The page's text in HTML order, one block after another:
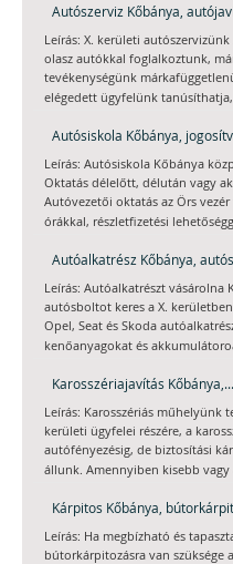
Autószerviz Kőbánya,
Leírás: X. kerületi
olasz autókkal foglalkoztunk,
tevékenységünk
elégedett ügyfelünk
Autósiskola Kőbánya,
Leírás: Autósiskola Kőbánya
Oktatás délelőtt, délután vagy
Autóvezetői oktatás az Örs
órákkal, részletfizetési
Autóalkatrész Kőbánya,
Leírás: Autóalkatrészt vásárolna
autósboltot keres a X.
Opel, Seat és Skoda
kenőanyagokat és
Karosszériajavítás Kőbánya,...
Leírás: Karosszériás műhelyünk
kerületi ügyfelei részére, a
autófényezésig, de biztosítási
állunk. Amennyiben kisebb
Kárpitos Kőbánya,
Leírás: Ha megbízható és
bútorkárpitozásra van szüksége